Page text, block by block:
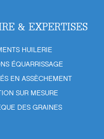
& EXPERTISES
HUILERIE
ÉQUARRISSAGE
EN ASSÈCHEMENT
SUR MESURE
DES GRAINES